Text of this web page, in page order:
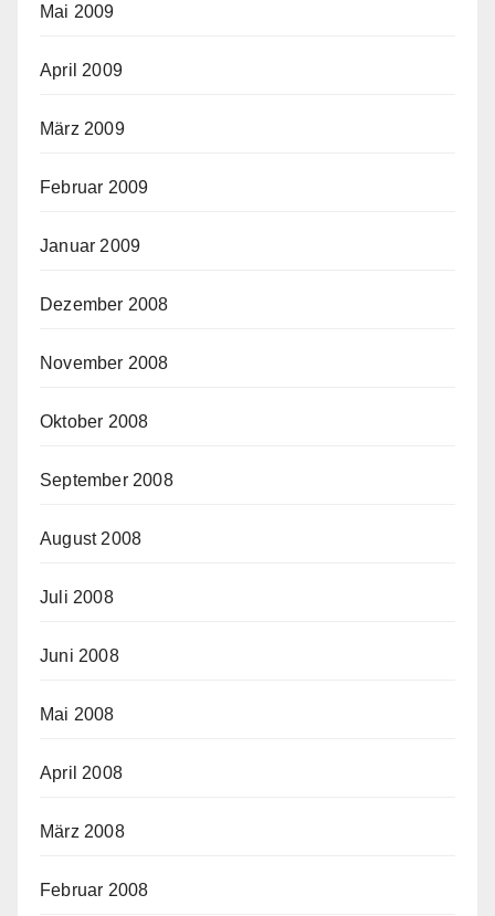
Mai 2009
April 2009
März 2009
Februar 2009
Januar 2009
Dezember 2008
November 2008
Oktober 2008
September 2008
August 2008
Juli 2008
Juni 2008
Mai 2008
April 2008
März 2008
Februar 2008